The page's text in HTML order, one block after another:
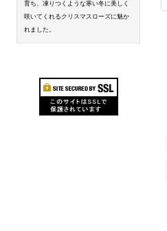
育ち、凍りつくような寒い冬に美しく
咲いてくれるクリスマスローズに魅か
れました。